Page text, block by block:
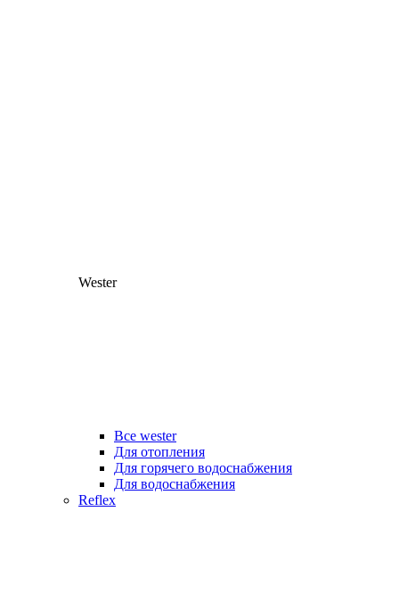
Wester
Все wester
Для отопления
Для горячего водоснабжения
Для водоснабжения
Reflex